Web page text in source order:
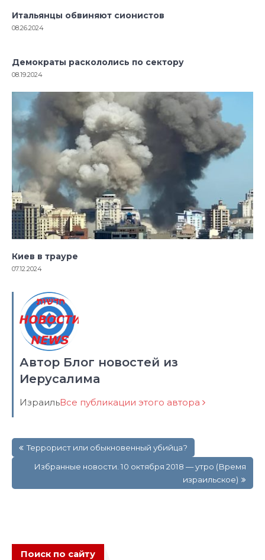
Итальянцы обвиняют сионистов
08.26.2024
Демократы раскололись по сектору
08.19.2024
Киев в трауре
07.12.2024
Автор Блог новостей из
Иерусалима
ИзраильВсе публикации этого автора
по
записям
Террорист или обыкновенный убийца?
Избранные новости. 10 октября 2018 — утро (Время
израильское)
Поиск по сайту